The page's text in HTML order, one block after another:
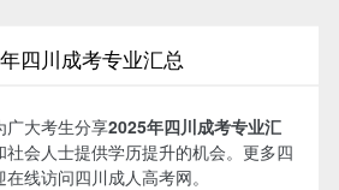
四川成考专业汇总
广大考生分享2025年‌‌‌‌四川成考专业汇
社会人士提供学历提升的机会。更多四
线访问四川成人高考网。